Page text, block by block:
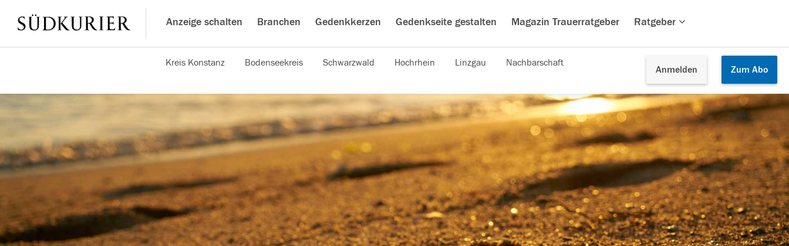
Anzeige schalten Branchen Gedenkkerzen Gedenkseite gestalten Magazin Trauerratgeber Ratgeber
Anmelden Zum Abo
Kreis Konstanz Bodenseekreis Schwarzwald Hochrhein Linzgau Nachbarschaft